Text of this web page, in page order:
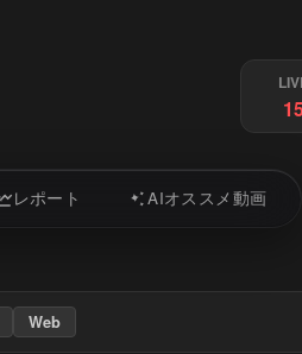
レポート AIオススメ動画
Web